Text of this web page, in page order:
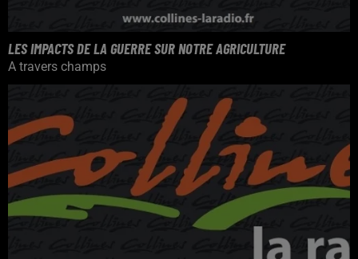
LES IMPACTS DE LA GUERRE SUR NOTRE AGRICULTURE
A travers champs